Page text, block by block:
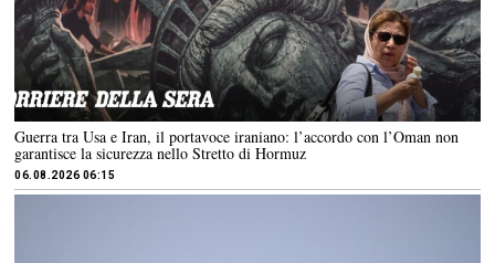
Guerra tra Usa e Iran, il portavoce iraniano: l’accordo con l’Oman non
garantisce la sicurezza nello Stretto di Hormuz
06.08.2026 06:15